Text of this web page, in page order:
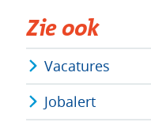
Zie ook
Vacatures
Jobalert